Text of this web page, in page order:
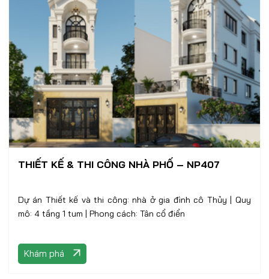
THIẾT KẾ & THI CÔNG NHÀ PHỐ – NP407
Dự án Thiết kế và thi công: nhà ở gia đình cô Thủy | Quy
mô: 4 tầng 1 tum | Phong cách: Tân cổ điển
Khám phá